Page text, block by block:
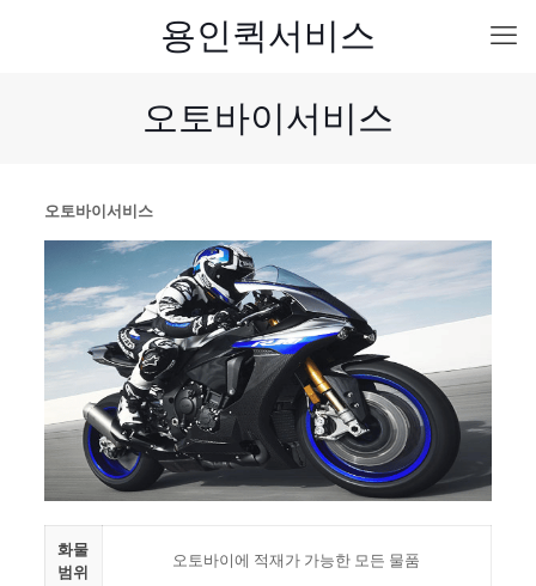
용인퀵서비스
오토바이서비스
오토바이서비스
화물
범위
오토바이에 적재가 가능한 모든 물품